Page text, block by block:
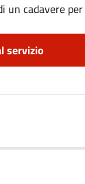
un cadavere
servizio